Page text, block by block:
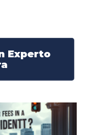
Experto